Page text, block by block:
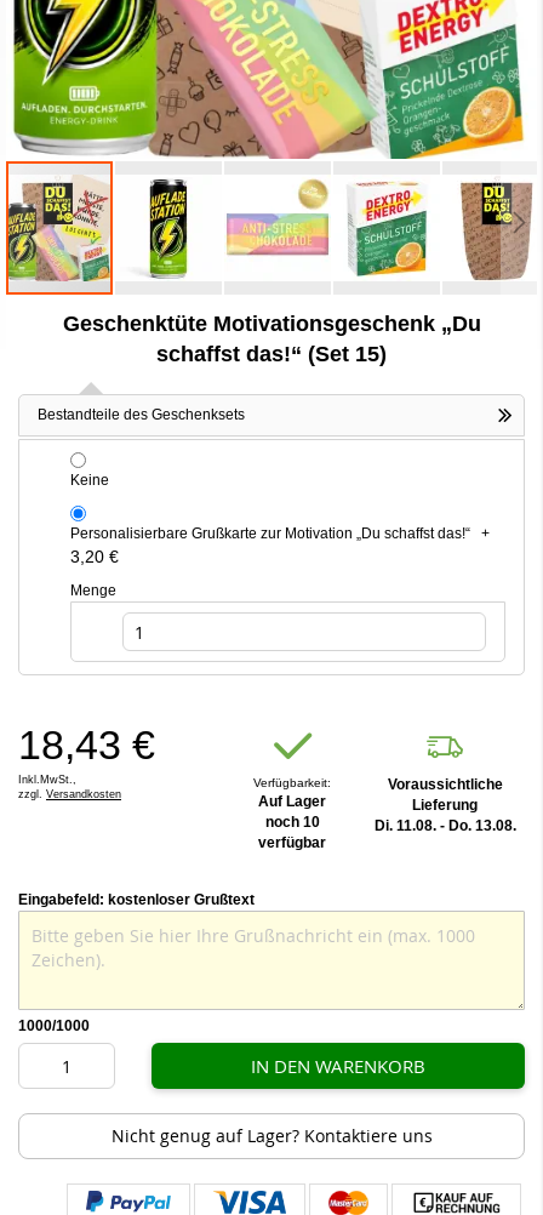
Geschenktüte Motivationsgeschenk „Du
schaffst das!“ (Set 15)
Bestandteile des Geschenksets
Keine
Personalisierbare Grußkarte zur Motivation „Du schaffst das!“ +
3,20 €
Menge
18,43 €
Inkl.MwSt.,
zzgl. Versandkosten
Verfügbarkeit:
Auf Lager
noch 10
verfügbar
Voraussichtliche
Lieferung
Di. 11.08. - Do. 13.08.
Eingabefeld: kostenloser Grußtext
1000/1000
IN DEN WARENKORB
Nicht genug auf Lager? Kontaktiere uns